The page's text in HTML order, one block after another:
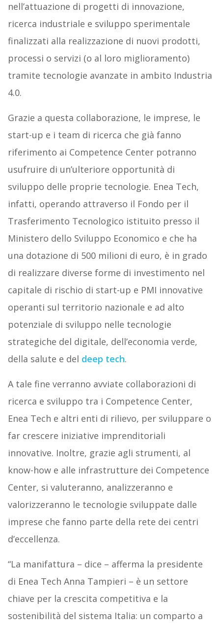
nell’attuazione di progetti di innovazione,
ricerca industriale e sviluppo sperimentale
finalizzati alla realizzazione di nuovi prodotti,
processi o servizi (o al loro miglioramento)
tramite tecnologie avanzate in ambito Industria
4.0.
Grazie a questa collaborazione, le imprese, le
start-up e i team di ricerca che già fanno
riferimento ai Competence Center potranno
usufruire di un’ulteriore opportunità di
sviluppo delle proprie tecnologie. Enea Tech,
infatti, operando attraverso il Fondo per il
Trasferimento Tecnologico istituito presso il
Ministero dello Sviluppo Economico e che ha
una dotazione di 500 milioni di euro, è in grado
di realizzare diverse forme di investimento nel
capitale di rischio di start-up e PMI innovative
operanti sul territorio nazionale e ad alto
potenziale di sviluppo nelle tecnologie
strategiche del digitale, dell’economia verde,
della salute e del deep tech.
A tale fine verranno avviate collaborazioni di
ricerca e sviluppo tra i Competence Center,
Enea Tech e altri enti di rilievo, per sviluppare o
far crescere iniziative imprenditoriali
innovative. Inoltre, grazie agli strumenti, al
know-how e alle infrastrutture dei Competence
Center, si valuteranno, analizzeranno e
valorizzeranno le tecnologie sviluppate dalle
imprese che fanno parte della rete dei centri
d’eccellenza.
“La manifattura – dice – afferma la presidente
di Enea Tech Anna Tampieri – è un settore
chiave per la crescita competitiva e la
sostenibilità del sistema Italia: un comparto a